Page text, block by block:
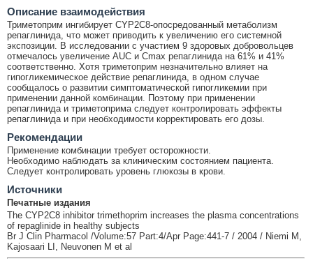
Описание взаимодействия
Триметоприм ингибирует CYP2C8-опосредованный метаболизм
репаглинида, что может приводить к увеличению его системной
экспозиции. В исследовании с участием 9 здоровых добровольцев
отмечалось увеличение AUC и Cmax репаглинида на 61% и 41%
соответственно. Хотя триметоприм незначительно влияет на
гипогликемическое действие репаглинида, в одном случае
сообщалось о развитии симптоматической гипогликемии при
применении данной комбинации. Поэтому при применении
репаглинида и триметоприма следует контролировать эффекты
репаглинида и при необходимости корректировать его дозы.
Рекомендации
Применение комбинации требует осторожности.
Необходимо наблюдать за клиническим состоянием пациента.
Следует контролировать уровень глюкозы в крови.
Источники
Печатные издания
The CYP2C8 inhibitor trimethoprim increases the plasma concentrations
of repaglinide in healthy subjects
Br J Clin Pharmacol /Volume:57 Part:4/Apr Page:441-7 / 2004 / Niemi M,
Kajosaari LI, Neuvonen M et al